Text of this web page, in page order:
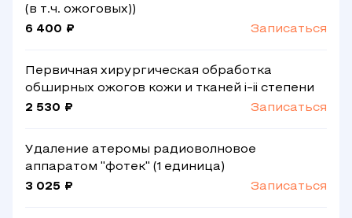
(в т.ч. ожоговых))
6 400 ₽
Записаться
Первичная хирургическая обработка
обширных ожогов кожи и тканей i-ii степени
2 530 ₽
Записаться
Удаление атеромы радиоволновое
аппаратом "фотек" (1 единица)
3 025 ₽
Записаться